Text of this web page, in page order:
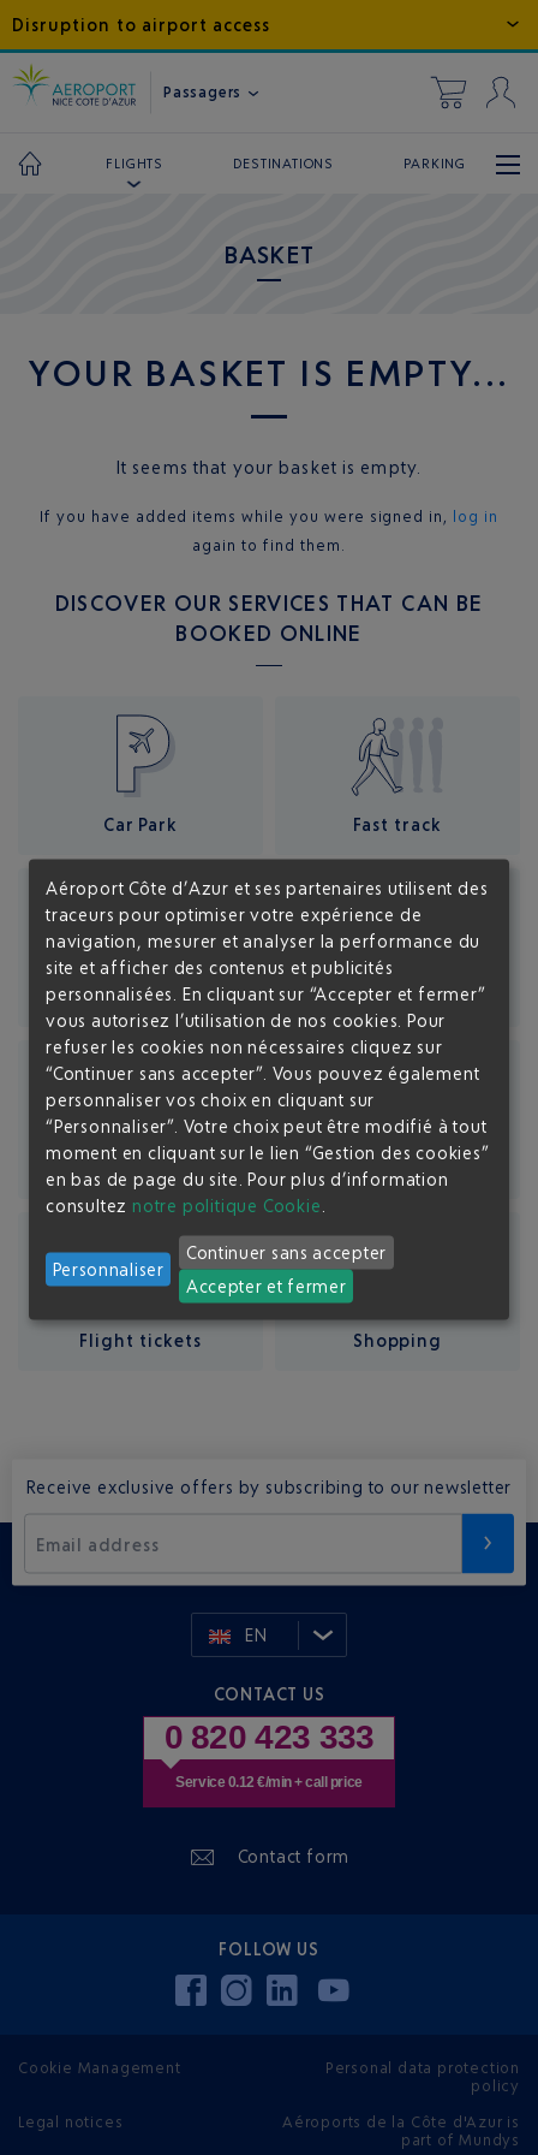
Disruption to airport access
Passagers
FLIGHTS DESTINATIONS PARKING
BASKET
YOUR BASKET IS EMPTY...
It seems that your basket is empty.
If you have added items while you were signed in,
log in
again to find them.
DISCOVER OUR SERVICES THAT CAN BE
BOOKED ONLINE
Car Park Fast track
Meet & Greet VIP lounge
Luggage protection Car rental
Flight tickets Shopping
Receive exclusive offers by subscribing to our newsletter
Email address
EN
CONTACT US
0 820 423 333
Service 0.12 €/min + call price
Contact form
FOLLOW US
Cookie Management
Personal data protection
policy
Legal notices
Aéroports de la Côte d'Azur is
part of Mundys
Aéroport Côte d’Azur et ses partenaires utilisent des
traceurs pour optimiser votre expérience de
navigation, mesurer et analyser la performance du
site et afficher des contenus et publicités
personnalisées. En cliquant sur “Accepter et fermer”
vous autorisez l’utilisation de nos cookies. Pour
refuser les cookies non nécessaires cliquez sur
“Continuer sans accepter”. Vous pouvez également
personnaliser vos choix en cliquant sur
“Personnaliser”. Votre choix peut être modifié à tout
moment en cliquant sur le lien “Gestion des cookies”
en bas de page du site.Pour plus d’information
consultez notre politique Cookie
Personnaliser
Continuer sans accepter
Accepter et fermer